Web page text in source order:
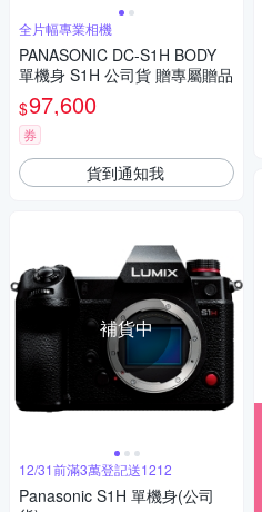
全片幅專業相機
PANASONIC DC-S1H BODY
單機身 S1H 公司貨 贈專屬贈品
$97,600
券
貨到通知我
補貨中
12/31前滿3萬登記送1212
Panasonic S1H 單機身(公司